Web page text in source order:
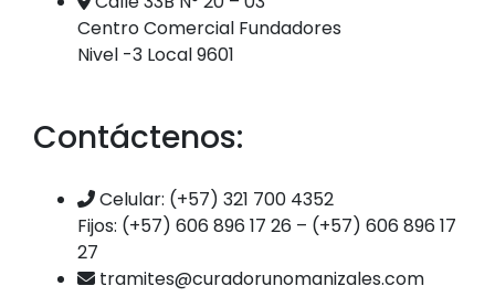
Centro Comercial Fundadores
Nivel -3 Local 9601
Contáctenos:
Celular: (+57) 321 700 4352
Fijos: (+57) 606 896 17 26 – (+57) 606 896 17
27
tramites@curadorunomanizales.com